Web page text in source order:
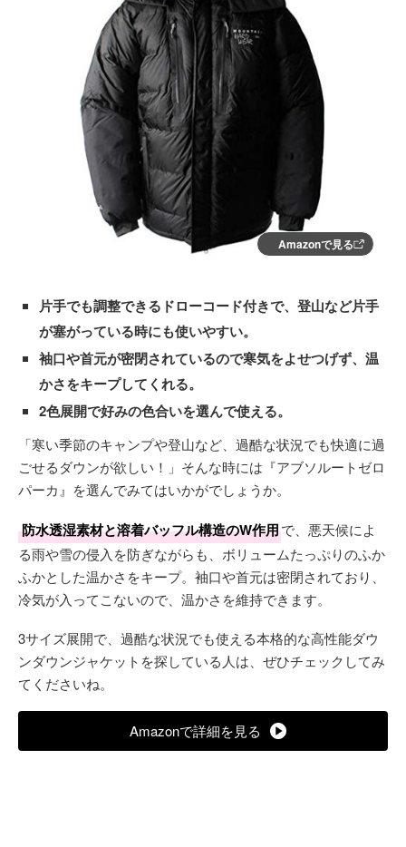
Amazonで見る
片手でも調整できるドローコード付きで、登山など片手
が塞がっている時にも使いやすい。
袖口や首元が密閉されているので寒気をよせつげず、温
かさをキープしてくれる。
2色展開で好みの色合いを選んで使える。
「寒い季節のキャンプや登山など、過酷な状況でも快適に過
ごせるダウンが欲しい！」そんな時には『アブソルートゼロ
パーカ』を選んでみてはいかがでしょうか。
防水透湿素材と溶着バッフル構造のW作用で、悪天候によ
る雨や雪の侵入を防ぎながらも、ボリュームたっぷりのふか
ふかとした温かさをキープ。袖口や首元は密閉されており、
冷気が入ってこないので、温かさを維持できます。
3サイズ展開で、過酷な状況でも使える本格的な高性能ダウ
ンダウンジャケットを探している人は、ぜひチェックしてみ
てくださいね。
Amazonで詳細を見る